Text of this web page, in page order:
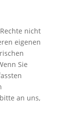
nicht
eigenen
Sie
an uns,